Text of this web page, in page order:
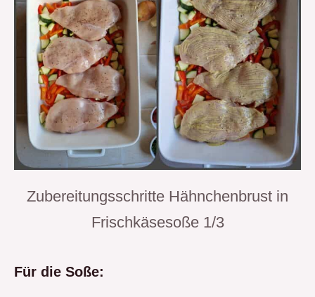
Zubereitungsschritte Hähnchenbrust in
Frischkäsesoße 1/3
Für die Soße: